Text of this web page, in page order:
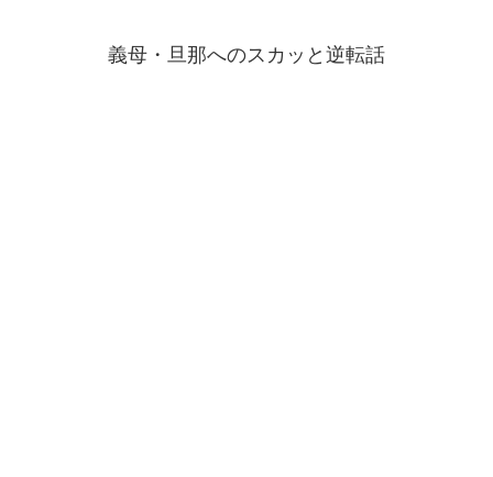
義母・旦那へのスカッと逆転話